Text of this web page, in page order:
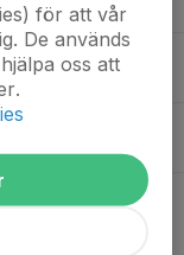
för att vår
De används
oss att